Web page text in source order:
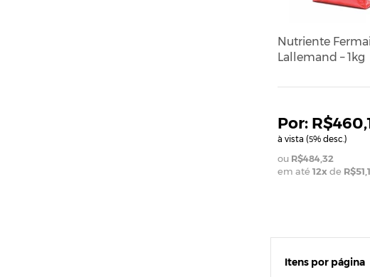
Nutriente
Lallemand – 1kg
à vista (5% desc.)
R$484,32
em até 12x de
Itens por página